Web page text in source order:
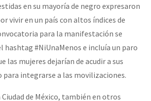
en su mayoría de negro expresaron
vivir en un país con altos índices de
para la manifestación se
hashtag #NiUnaMenos e incluía un paro
las mujeres dejarían de acudir a sus
integrarse a las movilizaciones.
de México, también en otros